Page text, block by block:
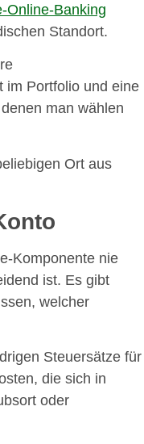
Online-Banking
Standort.
im Portfolio und eine
man wählen
Ort aus
Komponente nie
ist. Es gibt
welcher
Steuersätze für
die sich in
oder